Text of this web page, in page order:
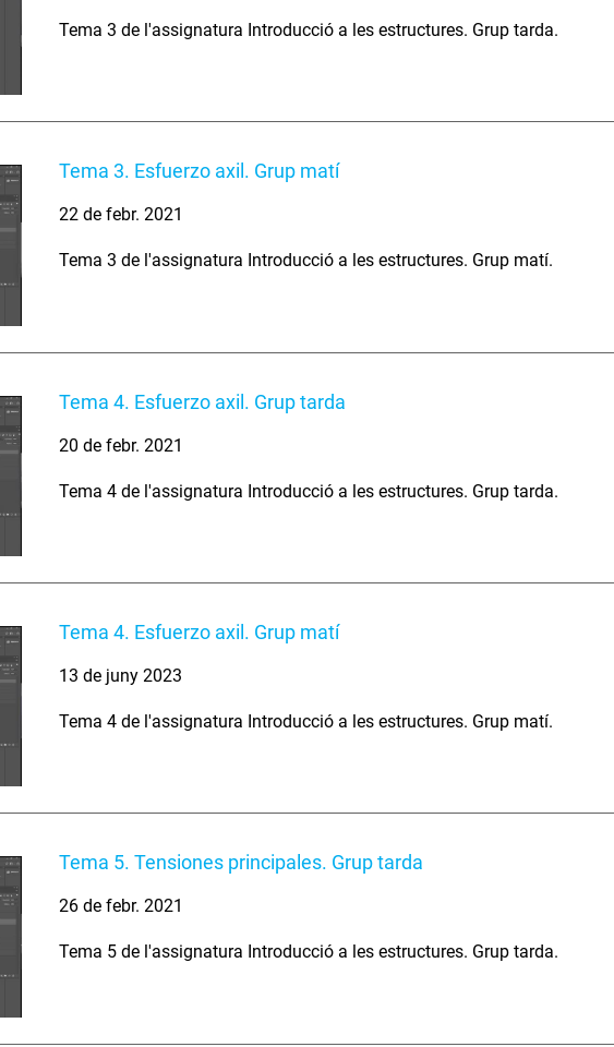
Tema 3 de l'assignatura Introducció a les estructures. Grup tarda.
Tema 3. Esfuerzo axil. Grup matí
22 de febr. 2021
Tema 3 de l'assignatura Introducció a les estructures. Grup matí.
Tema 4. Esfuerzo axil. Grup tarda
20 de febr. 2021
Tema 4 de l'assignatura Introducció a les estructures. Grup tarda.
Tema 4. Esfuerzo axil. Grup matí
13 de juny 2023
Tema 4 de l'assignatura Introducció a les estructures. Grup matí.
Tema 5. Tensiones principales. Grup tarda
26 de febr. 2021
Tema 5 de l'assignatura Introducció a les estructures. Grup tarda.